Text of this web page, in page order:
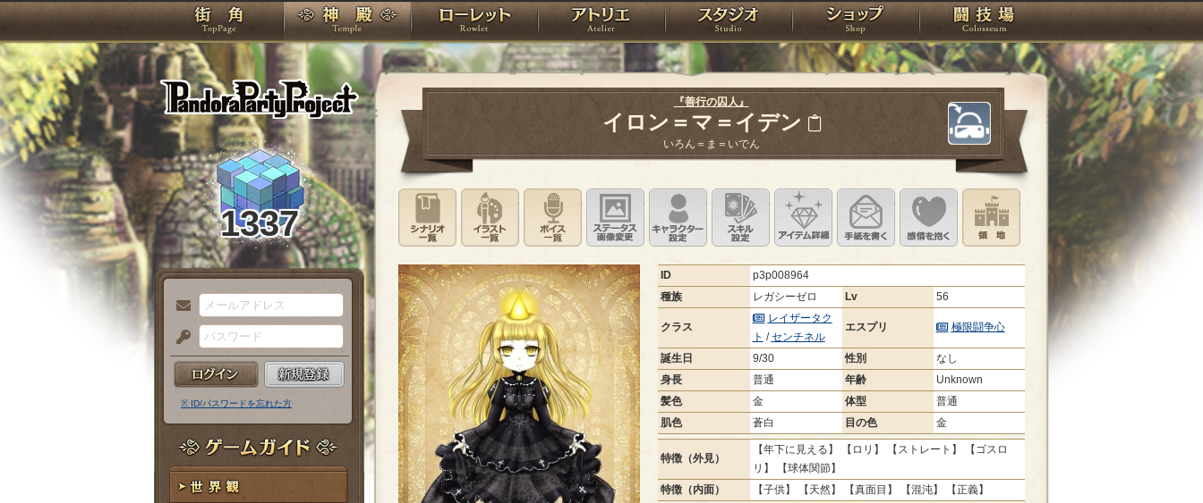
PandoraPartyProject
TOP 神殿 ローレット アトリエ スタジオ ショップ 闘技場
1337
メ
ー
ル
ア
ド
レ
ス
パ
ス
ー
ド
※ ID/パスワードを忘れた方
ゲームガイド
『善行の囚人』
イロン＝マ＝イデン
いろん＝ま＝いでん
シナリオ一覧イラスト一覧ボイス一覧 ステータス画像変更キャラクター設定
スキル設定 アイテム詳細手紙を書く このキャラクターに感情を抱く
ID
p3p008964
種族
レガシーゼロ Lv 56
クラス
レイザータク
ト /センチネル
エスプリ 極限闘争心
誕生日 9/30 性別
なし
身長
普通 年齢
Unknown
髪色
金 体型
普通
肌色
蒼白 目の色 金
特徴（外見）
【年下に見える】 【ロリ】 【ストレート】 【ゴスロ
リ】 【球体関節】
特徴（内面）
【子供】 【天然】 【真面目】 【混沌】 【正義】